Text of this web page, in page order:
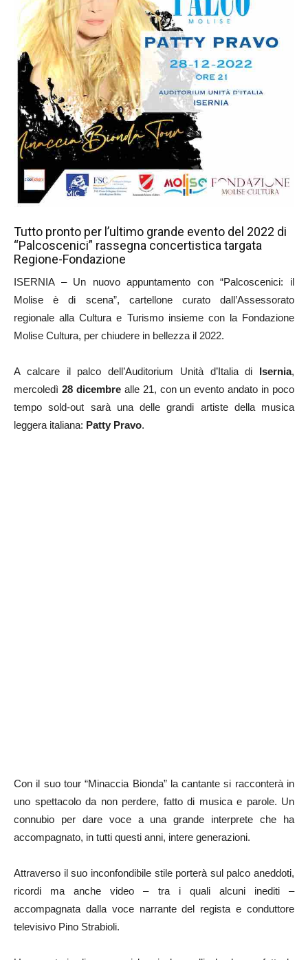
Tutto pronto per l’ultimo grande evento del 2022 di
“Palcoscenici” rassegna concertistica targata
Regione-Fondazione
ISERNIA – Un nuovo appuntamento con “Palcoscenici: il
Molise è di scena”, cartellone curato dall’Assessorato
regionale alla Cultura e Turismo insieme con la Fondazione
Molise Cultura, per chiudere in bellezza il 2022.
A calcare il palco dell’Auditorium Unità d’Italia di Isernia,
mercoledì 28 dicembrealle 21, con un evento andato in poco
tempo sold-out sarà una delle grandi artiste della musica
leggera italiana: Patty Pravo.
Con il suo tour “Minaccia Bionda” la cantante si racconterà in
uno spettacolo da non perdere, fatto di musica e parole. Un
connubio per dare voce a una grande interprete che ha
accompagnato, in tutti questi anni, intere generazioni.
Attraverso il suo inconfondibile stile porterà sul palco aneddoti,
ricordi ma anche video – tra i quali alcuni inediti –
accompagnata dalla voce narrante del regista e conduttore
televisivo Pino Strabioli.